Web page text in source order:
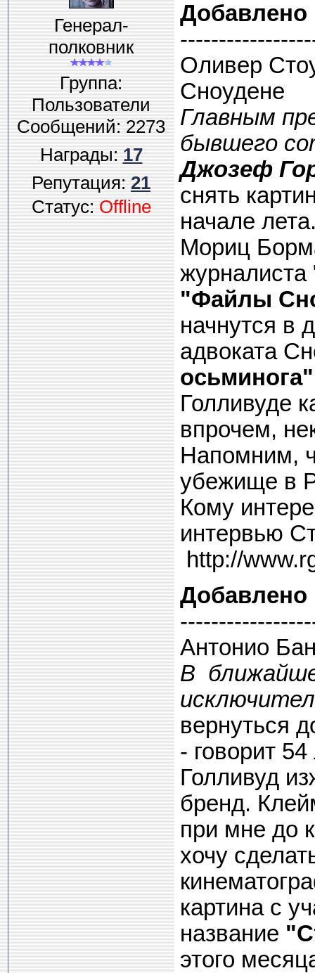
Генерал-
полковник
Группа:
Пользователи
Сообщений:2273
Награды:17
Репутация:21
Статус:Offline
Добавлено
Оливер
Сноудене
Главным
бывшего
Джозеф
снять
начале
Мориц
"Файлы
начнутся в
адвоката
осьминога"
Голливуде
впрочем,
Напомним,
убежище в
Кому
интервью
http://
Добавлено
Антонио
В
вернуться
- говорит
Голливуд
бренд.
при мне до
хочу
картина с
название
этого